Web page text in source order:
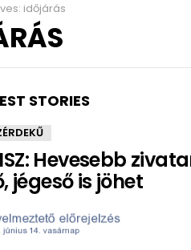
időjárás
STORIES
Hevesebb
jégeső is jöhet